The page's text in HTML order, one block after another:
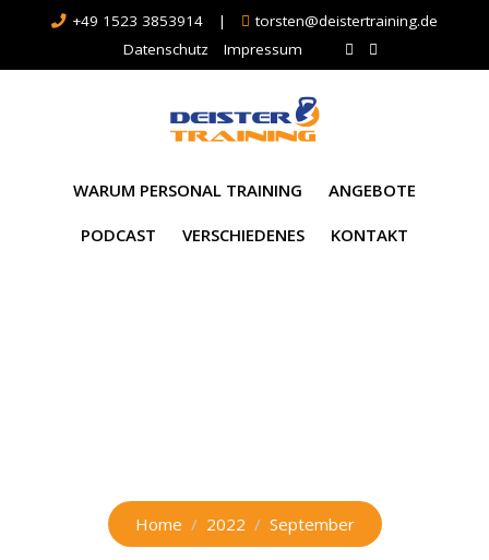
+49 1523 3853914 |
torsten@deistertraining.de
Datenschutz
Impressum
WARUM PERSONAL TRAINING ANGEBOTE
PODCAST VERSCHIEDENES KONTAKT
Home 2022 September